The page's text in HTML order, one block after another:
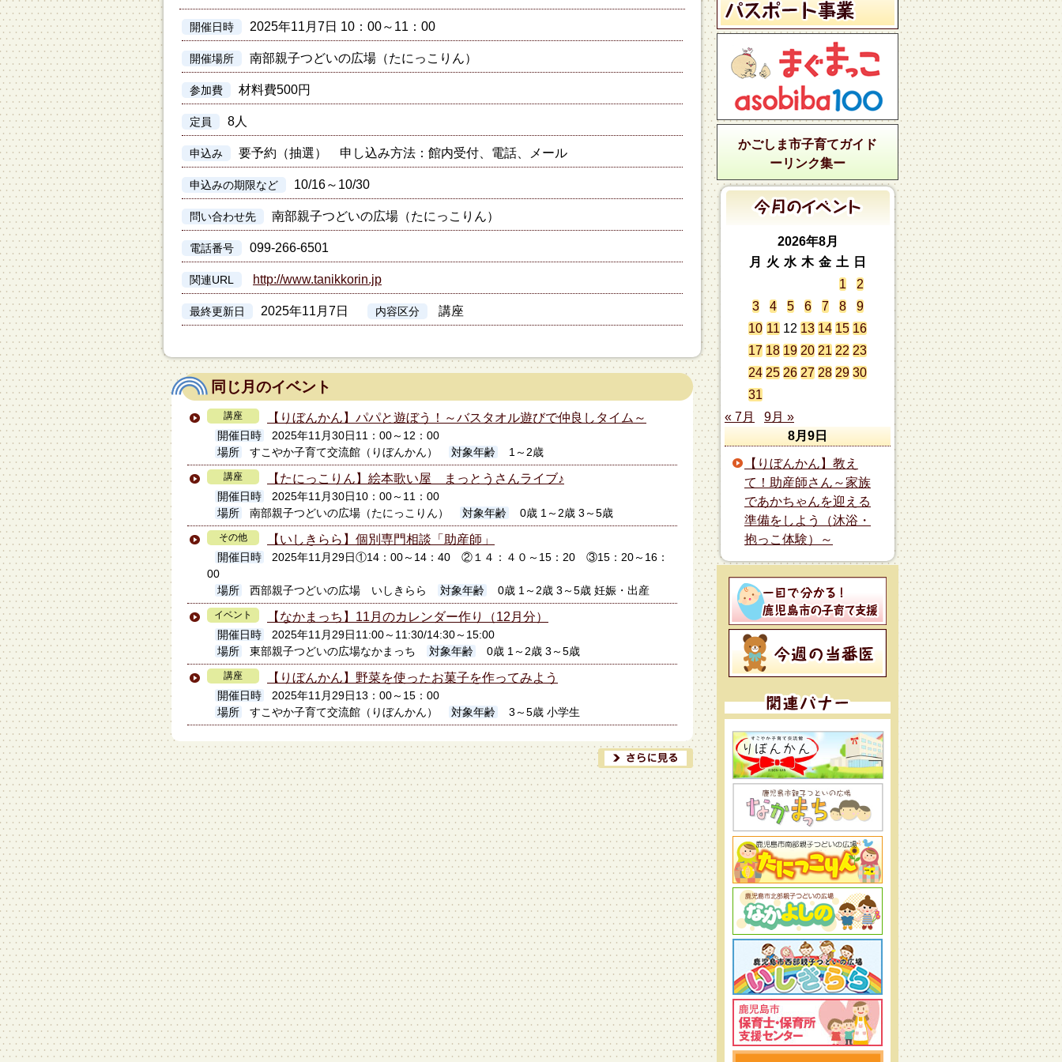
開催日時 2025年11月7日 10：00～11：00
開催場所 南部親子つどいの広場（たにっこりん）
参加費 材料費500円
定員 8人
申込み 要予約（抽選） 申し込み方法：館内受付、電話、メール
申込みの期限など 10/16～10/30
問い合わせ先 南部親子つどいの広場（たにっこりん）
電話番号 099-266-6501
関連URL http://www.tanikkorin.jp
最終更新日 2025年11月7日 内容区分 講座
同じ月のイベント
講座 【りぼんかん】パパと遊ぼう！～バスタオル遊びで仲良しタイム～
開催日時
2025年11月30日11：00～12：00
場所
すこやか子育て交流館（りぼんかん） 対象年齢 1～2歳
講座 【たにっこりん】絵本歌い屋 まっとうさんライブ♪
開催日時
2025年11月30日10：00～11：00
場所
南部親子つどいの広場（たにっこりん） 対象年齢 0歳 1～2歳 3～5歳
その他 【いしきらら】個別専門相談「助産師」
開催日時
2025年11月29日①14：00～14：40 ②１４：４０～15：20 ③15：20～16：
00
場所
西部親子つどいの広場 いしきらら 対象年齢 0歳 1～2歳 3～5歳 妊娠・出産
イベント 【なかまっち】11月のカレンダー作り（12月分）
開催日時
2025年11月29日11:00～11:30/14:30～15:00
場所
東部親子つどいの広場なかまっち 対象年齢 0歳 1～2歳 3～5歳
講座 【りぼんかん】野菜を使ったお菓子を作ってみよう
開催日時
2025年11月29日13：00～15：00
場所
すこやか子育て交流館（りぼんかん） 対象年齢 3～5歳 小学生
かごしま市子育てガイド
ーリンク集ー
2026年8月
月
火 水 木 金 土
日
1
2
3
4 5 6 7 8
9
10 11 12 13 14 15 16
17 18 19 20 21 22 23
24 25 26 27 28 29 30
31
« 7月
9月 »
8月9日
【りぼんかん】教え
て！助産師さん～家族
であかちゃんを迎える
準備をしよう（沐浴・
抱っこ体験）～